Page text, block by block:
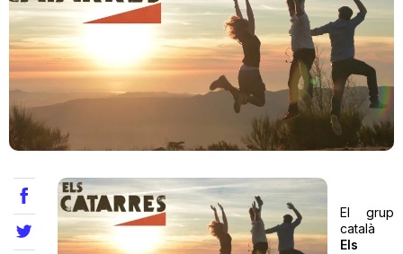
Teatre
Internet
Opinió
Llibres
El grup
català
Els